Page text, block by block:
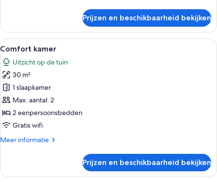
kamer
Prijzen en beschikbaarheid bekijken
Alle
foto's
voor
Comfort
kamer
laden
Een moderne hotelkamer met een
6
Comfort kamer
Uitzicht op de tuin
30 m²
1 slaapkamer
Max. aantal: 2
2 eenpersoonsbedden
Gratis wifi
Meer informatie
Meer
kamer
Prijzen en beschikbaarheid bekijken